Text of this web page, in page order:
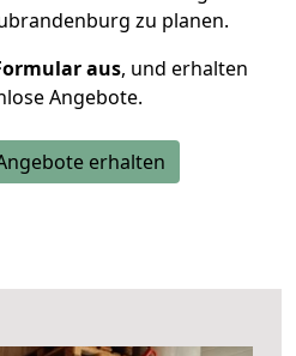
zu planen.
aus, und erhalten
Angebote.
erhalten